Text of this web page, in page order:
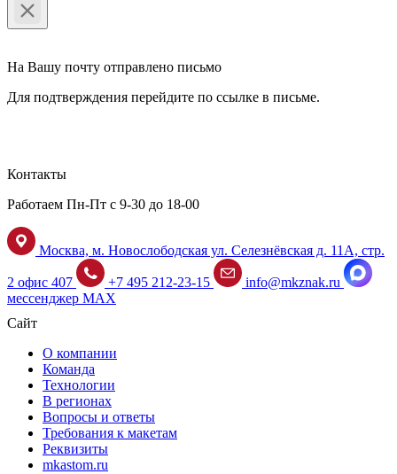
На Вашу почту отправлено письмо
Для подтверждения перейдите по ссылке в письме.
Контакты
Работаем Пн-Пт с 9-30 до 18-00
Москва, м. Новослободская ул. Селезнёвская д. 11А, стр.
2 офис 407 +7 495 212-23-15
info@mkznak.ru
мессенджер MAX
Сайт
О компании
Команда
Технологии
В регионах
Вопросы и ответы
Требования к макетам
Реквизиты
mkastom.ru